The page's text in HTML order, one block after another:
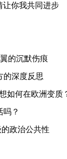
你我共同进步
的沉默伤痕
的深度反思
如何在欧洲变质
？
政治公共性